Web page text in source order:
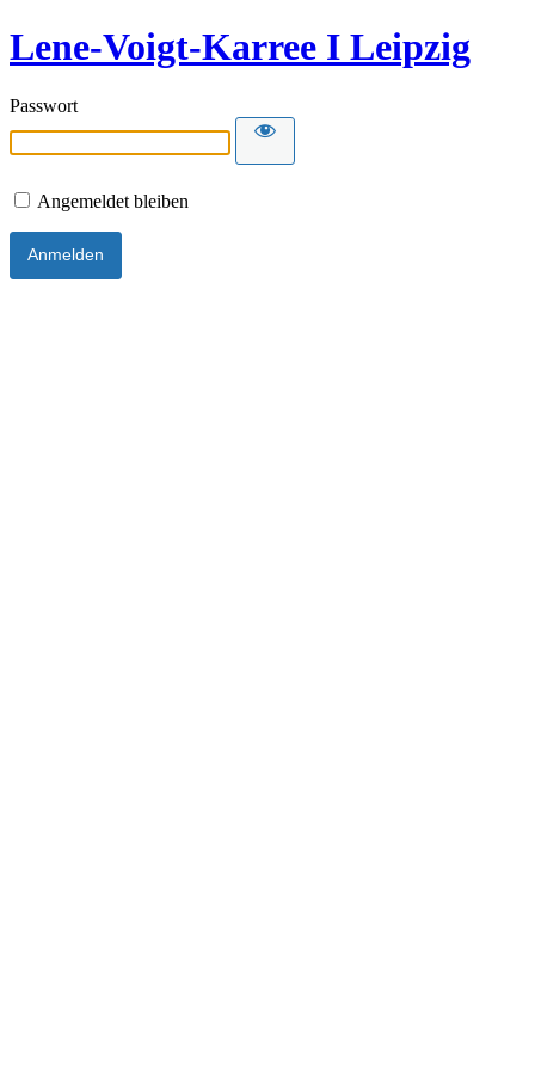
Lene-Voigt-Karree I Leipzig
Passwort
Angemeldet bleiben